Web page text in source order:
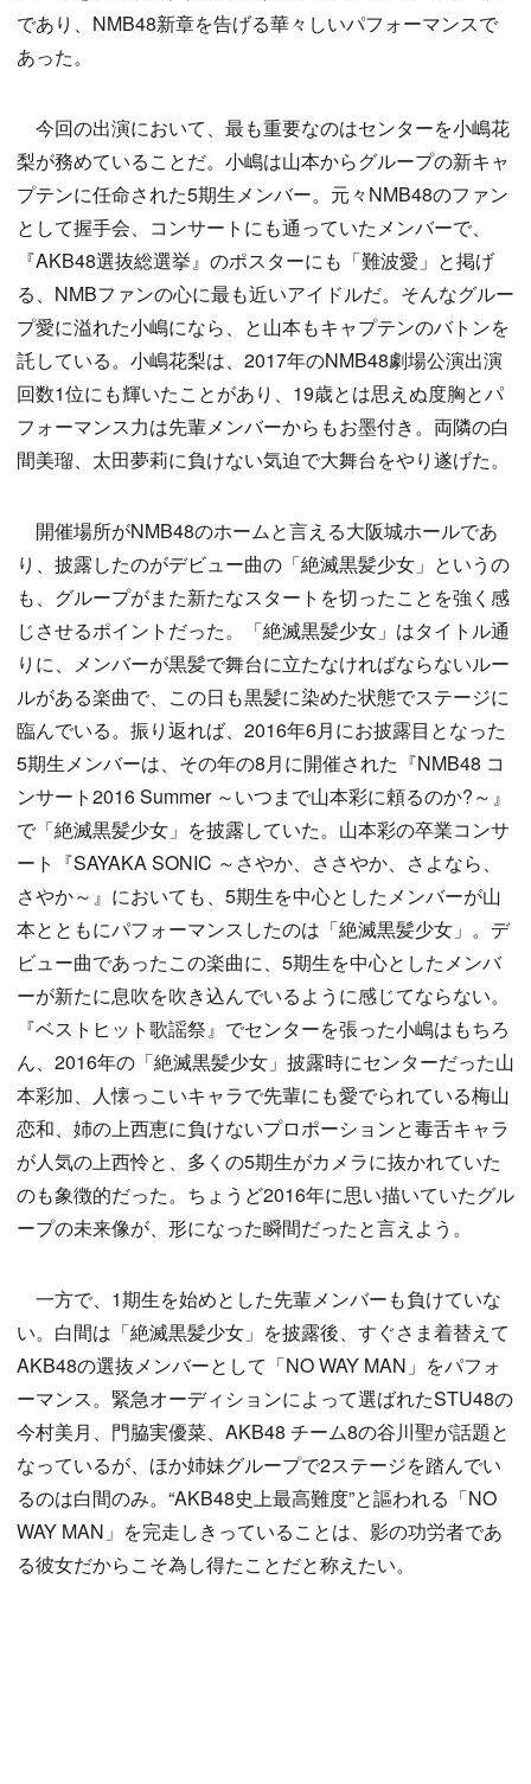
であり、NMB48新章を告げる華々しいパフォーマンスで
あった。
今回の出演において、最も重要なのはセンターを小嶋花
梨が務めていることだ。小嶋は山本からグループの新キャ
プテンに任命された5期生メンバー。元々NMB48のファン
として握手会、コンサートにも通っていたメンバーで、
『AKB48選抜総選挙』のポスターにも「難波愛」と掲げ
る、NMBファンの心に最も近いアイドルだ。そんなグルー
プ愛に溢れた小嶋になら、と山本もキャプテンのバトンを
託している。小嶋花梨は、2017年のNMB48劇場公演出演
回数1位にも輝いたことがあり、19歳とは思えぬ度胸とパ
フォーマンス力は先輩メンバーからもお墨付き。両隣の白
間美瑠、太田夢莉に負けない気迫で大舞台をやり遂げた。
開催場所がNMB48のホームと言える大阪城ホールであ
り、披露したのがデビュー曲の「絶滅黒髪少女」というの
も、グループがまた新たなスタートを切ったことを強く感
じさせるポイントだった。「絶滅黒髪少女」はタイトル通
りに、メンバーが黒髪で舞台に立たなければならないルー
ルがある楽曲で、この日も黒髪に染めた状態でステージに
臨んでいる。振り返れば、2016年6月にお披露目となった
5期生メンバーは、その年の8月に開催された『NMB48 コ
ンサート2016 Summer ～いつまで山本彩に頼るのか?～』
で「絶滅黒髪少女」を披露していた。山本彩の卒業コンサ
ート『SAYAKA SONIC ～さやか、ささやか、さよなら、
さやか～』においても、5期生を中心としたメンバーが山
本とともにパフォーマンスしたのは「絶滅黒髪少女」。デ
ビュー曲であったこの楽曲に、5期生を中心としたメンバ
ーが新たに息吹を吹き込んでいるように感じてならない。
『ベストヒット歌謡祭』でセンターを張った小嶋はもちろ
ん、2016年の「絶滅黒髪少女」披露時にセンターだった山
本彩加、人懐っこいキャラで先輩にも愛でられている梅山
恋和、姉の上西恵に負けないプロポーションと毒舌キャラ
が人気の上西怜と、多くの5期生がカメラに抜かれていた
のも象徴的だった。ちょうど2016年に思い描いていたグル
ープの未来像が、形になった瞬間だったと言えよう。
一方で、1期生を始めとした先輩メンバーも負けていな
い。白間は「絶滅黒髪少女」を披露後、すぐさま着替えて
AKB48の選抜メンバーとして「NO WAY MAN」をパフォ
ーマンス。緊急オーディションによって選ばれたSTU48の
今村美月、門脇実優菜、AKB48 チーム8の谷川聖が話題と
なっているが、ほか姉妹グループで2ステージを踏んでい
るのは白間のみ。“AKB48史上最高難度”と謳われる「NO
WAY MAN」を完走しきっていることは、影の功労者であ
る彼女だからこそ為し得たことだと称えたい。